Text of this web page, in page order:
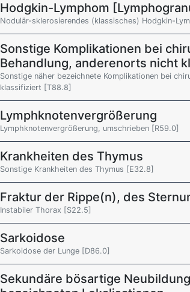
Hodgkin-Lymphom
Nodulär-sklerosierendes (klassisches) Hodgkin-
Sonstige Komplikationen bei
Behandlung, anderenorts nicht
Sonstige näher bezeichnete Komplikationen bei
klassifiziert [T88.8]
Lymphknotenvergrößerung
Lymphknotenvergrößerung, umschrieben [R59.0]
Krankheiten des Thymus
Sonstige Krankheiten des Thymus [E32.8]
Fraktur der Rippe(n), des
Instabiler Thorax [S22.5]
Sarkoidose
Sarkoidose der Lunge [D86.0]
Sekundäre bösartige